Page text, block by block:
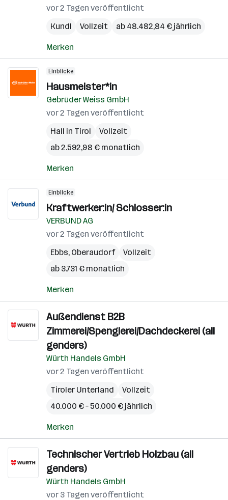
vor 2 Tagen veröffentlicht
Kundl
Vollzeit ab 48.482,84 € jährlich
Merken
Einblicke
Hausmeister*in
Gebrüder Weiss GmbH
vor 2 Tagen veröffentlicht
Hall in Tirol
Vollzeit
ab 2.592,98 € monatlich
Merken
Einblicke
Kraftwerker:in/ Schlosser:in
VERBUND AG
vor 2 Tagen veröffentlicht
Ebbs, Oberaudorf
Vollzeit
ab 3.731 € monatlich
Merken
Außendienst B2B
Zimmerei/Spenglerei/Dachdeckerei (all
genders)
Würth Handels GmbH
vor 2 Tagen veröffentlicht
Tiroler Unterland
Vollzeit
40.000 € – 50.000 € jährlich
Merken
Technischer Vertrieb Holzbau (all
genders)
Würth Handels GmbH
vor 3 Tagen veröffentlicht